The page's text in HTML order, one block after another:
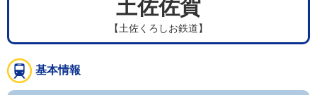
土佐佐賀
【土佐くろしお鉄道】
基本情報